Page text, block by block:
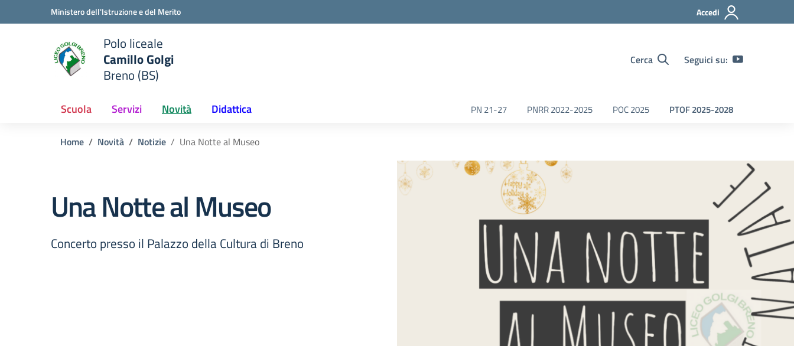
Vai ai contenuti
Vai al menu di navigazioneMinistero dell'Istruzione e del Merito Accedi
scuola
Polo liceale
Camillo Golgi
Breno (BS)
Cerca Seguici su:
Scuola Servizi Novità Didattica PN 21-27 PNRR 2022-2025 POC 2025 PTOF 2025-2028
Home Novità Notizie Una Notte al Museo
Una Notte al Museo
Concerto presso il Palazzo della Cultura di Breno